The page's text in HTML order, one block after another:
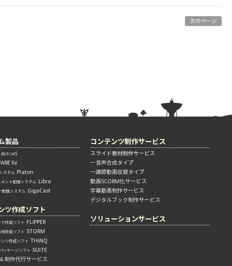
次のページ
製品
向けLMS
Xe
ステム Platon
ント配信システム Libra
配信システム GigaCast
ツ作成ソフト
作成ソフト FLIPPER
作成ソフト STORM
ツ作成ソフト THiNQ
ッケージソフト SUITE
制作代行サービス
コンテンツ制作サービス
スライド教材制作サービス
―音声合成タイプ
―講師動画収録タイプ
動画SCORM化サービス
字幕動画制作サービス
デジタルブック制作サービス
ソリューションサービス